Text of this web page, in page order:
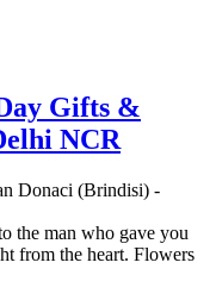
Gifts &
NCR
Donaci (Brindisi) -
the man who gave you
from the heart. Flowers